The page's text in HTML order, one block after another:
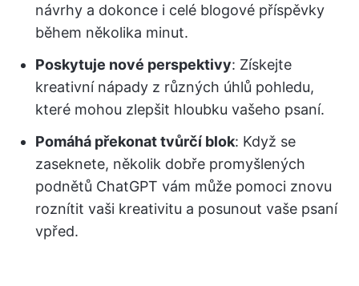
návrhy a dokonce i celé blogové příspěvky
během několika minut.
Poskytuje nové perspektivy: Získejte
kreativní nápady z různých úhlů pohledu,
které mohou zlepšit hloubku vašeho psaní.
Pomáhá překonat tvůrčí blok: Když se
zaseknete, několik dobře promyšlených
podnětů ChatGPT vám může pomoci znovu
roznítit vaši kreativitu a posunout vaše psaní
vpřed.